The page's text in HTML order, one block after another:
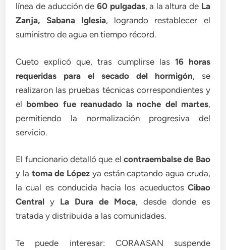
línea de aducción de 60 pulgadas, a la altura de La
Zanja, Sabana Iglesia, logrando restablecer el
suministro de agua en tiempo récord.
Cueto explicó que, tras cumplirse las 16 horas
requeridas para el secado del hormigón, se
realizaron las pruebas técnicas correspondientes y
el bombeo fue reanudado la noche del martes,
permitiendo la normalización progresiva del
servicio.
El funcionario detalló que elcontraembalse de Bao
y la toma de López ya están captando agua cruda,
la cual es conducida hacia los acueductos Cibao
Central y La Dura de Moca, desde donde es
tratada y distribuida a las comunidades.
Te puede interesar: CORAASAN suspende